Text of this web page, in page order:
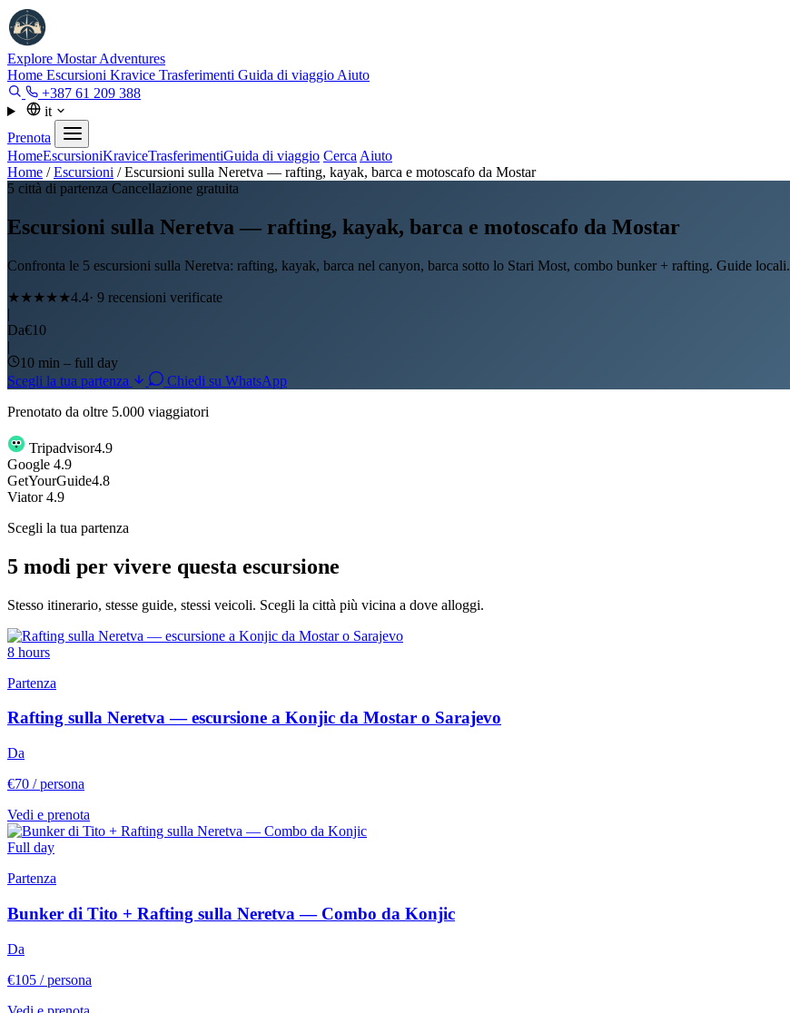
Explore MostarAdventures
Home Escursioni Kravice Trasferimenti Guida di viaggio Aiuto
+387 61 209 388
it
Prenota
HomeEscursioniKraviceTrasferimentiGuida di viaggio Cerca Aiuto
Home /Escursioni /Escursioni sulla Neretva — rafting, kayak, barca e motoscafo da Mostar
5 città di partenza Cancellazione gratuita
Escursioni sulla Neretva — rafting, kayak, barca e motoscafo da Mostar
Confronta le 5 escursioni sulla Neretva: rafting, kayak, barca nel canyon, barca sotto lo Stari Most, combo bunker + rafting. Guide locali.
★★★★★4.4· 9 recensioni verificate
|
Da€10
|
10 min – full day
Scegli la tua partenza
Chiedi su WhatsApp
Prenotato da oltre 5.000 viaggiatori
Tripadvisor4.9
Google 4.9
GetYourGuide4.8
Viator4.9
Scegli la tua partenza
5 modi per vivere questa escursione
Stesso itinerario, stesse guide, stessi veicoli. Scegli la città più vicina a dove alloggi.
8 hours
Partenza
Rafting sulla Neretva — escursione a Konjic da Mostar o Sarajevo
Da
€70 / persona
Vedi e prenota
Full day
Partenza
Bunker di Tito + Rafting sulla Neretva — Combo da Konjic
Da
€105 / persona